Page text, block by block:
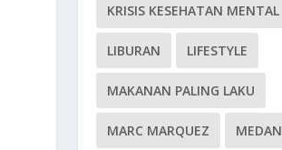
KRISIS KESEHATAN MENTAL
LIBURAN LIFESTYLE
MAKANAN PALING LAKU
MARC MARQUEZ MEDAN